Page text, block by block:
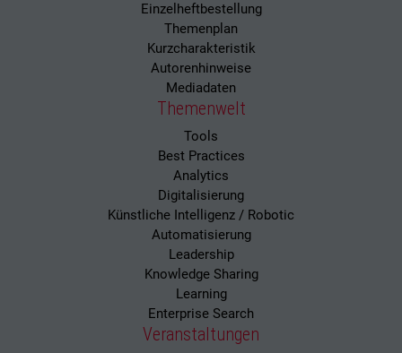
Einzelheftbestellung
Themenplan
Kurzcharakteristik
Autorenhinweise
Mediadaten
Themenwelt
Tools
Best Practices
Analytics
Digitalisierung
Künstliche Intelligenz / Robotic
Automatisierung
Leadership
Knowledge Sharing
Learning
Enterprise Search
Veranstaltungen